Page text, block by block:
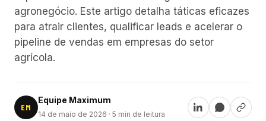
agronegócio. Este artigo detalha táticas eficazes
para atrair clientes, qualificar leads e acelerar o
pipeline de vendas em empresas do setor
agrícola.
EM
Equipe Maximum
14 de maio de 2026 · 5 min de leitura